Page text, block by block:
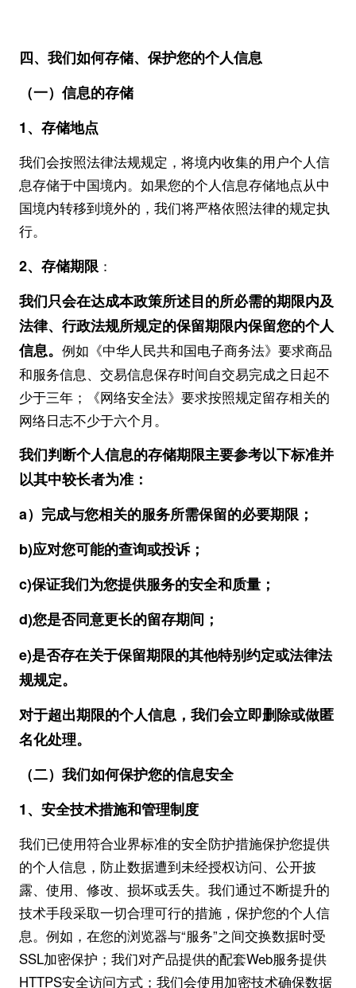
四、我们如何存储、 保护您的个人信息
（一）信息的存储
1、存储地点
我们会按照法律法规规定，将境内收集的用户个人信
息存储于中国境内。如果您的个人信息存储地点从中
国境内转移到境外的，我们将严格依照法律的规定执
行。
2、存储期限 ：
我们只会在达成本政策所述目的所必需的期限内及
法律、行政法规所规定的保留期限内保留您的个人
信息。 例如《中华人民共和国电子商务法》要求商品
和服务信息、交易信息保存时间自交易完成之日起不
少于三年；《网络安全法》要求按照规定留存相关的
网络日志不少于六个月。
我们判断个人信息的存储期限主要参考以下标准并
以其中较长者为准：
a）完成与您相关的服务所需保留的必要期限；
b)应对您可能的查询或投诉；
c)保证我们为您提供服务的安全和质量；
d)您是否同意更长的留存期间；
e)是否存在关于保留期限的其他特别约定或法律法
规规定。
对于超出期限的个人信息，我们会立即删除或做匿
名化处理。
（二）我们如何保护您的信息安全
1、安全技术措施和管理制度
我们已使用符合业界标准的安全防护措施保护您提供
的个人信息，防止数据遭到未经授权访问、公开披
露、使用、修改、损坏或丢失。我们通过不断提升的
技术手段采取一切合理可行的措施，保护您的个人信
息。例如，在您的浏览器与“服务”之间交换数据时受
SSL加密保护；我们对产品提供的配套Web服务提供
HTTPS安全访问方式；我们会使用加密技术确保数据